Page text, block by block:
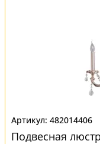
482014406
Подвесная